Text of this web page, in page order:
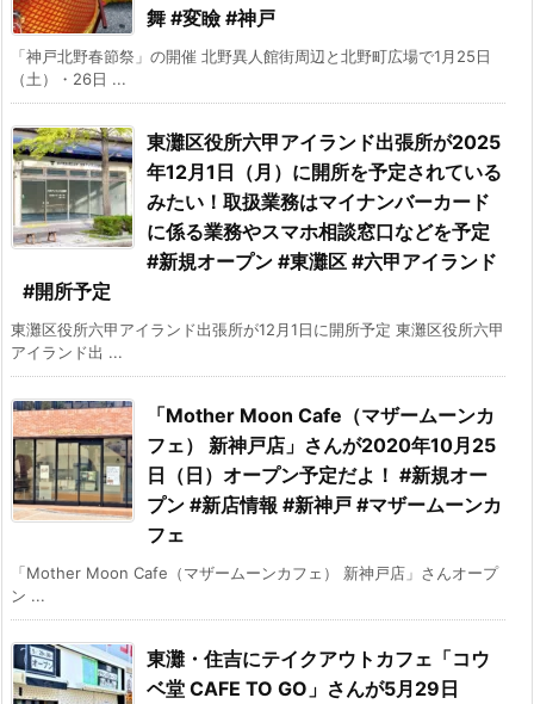
舞 #変瞼 #神戸
「神戸北野春節祭」の開催 北野異人館街周辺と北野町広場で1月25日
（土）・26日 ...
東灘区役所六甲アイランド出張所が2025
年12月1日（月）に開所を予定されている
みたい！取扱業務はマイナンバーカード
に係る業務やスマホ相談窓口などを予定
#新規オープン #東灘区 #六甲アイランド
#開所予定
東灘区役所六甲アイランド出張所が12月1日に開所予定 東灘区役所六甲
アイランド出 ...
「Mother Moon Cafe（マザームーンカ
フェ） 新神戸店」さんが2020年10月25
日（日）オープン予定だよ！ #新規オー
プン #新店情報 #新神戸 #マザームーンカ
フェ
「Mother Moon Cafe（マザームーンカフェ） 新神戸店」さんオープ
ン ...
東灘・住吉にテイクアウトカフェ「コウ
ベ堂 CAFE TO GO」さんが5月29日